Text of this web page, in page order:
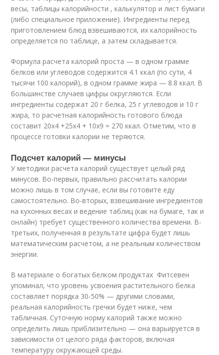
весы, таблицы калорийности , калькулятор и лист бумаги
(либо специальное приложение). Ингредиенты перед
приготовлением блюд взвешиваются, их калорийность
определяется по таблице, а затем складывается.
Формула расчета калорий проста — в одном грамме
белков или углеводов содержится 4.1 ккал (по сути, 4
тысячи 100 калорий), в одном грамме жира — 8.8 ккал. В
большинстве случаев цифры округляются. Если
ингредиенты содержат 20 г белка, 25 г углеводов и 10 г
жира, то расчетная калорийность готового блюда
составит 20х4 +25х4 + 10х9 = 270 ккал. Отметим, что в
процессе готовки калории не теряются.
Подсчет калорий — минусы
У методики расчета калорий существует целый ряд
минусов. Во-первых, правильно рассчитать калории
можно лишь в том случае, если вы готовите еду
самостоятельно. Во-вторых, взвешивание ингредиентов
на кухонных весах и ведение таблиц (как на бумаге, так и
онлайн) требует существенного количества времени. В-
третьих, полученная в результате цифра будет лишь
математическим расчетом, а не реальным количеством
энергии.
В материале о богатых белком продуктах Фитсевен
упоминал, что уровень усвоения растительного белка
составляет порядка 30-50% — другими словами,
реальная калорийность гречки будет ниже, чем
табличная. Суточную норму калорий также можно
определить лишь приблизительно — она варьируется в
зависимости от целого ряда факторов, включая
температуру окружающей среды.